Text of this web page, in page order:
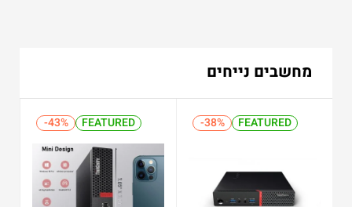
מחשבים נייחים
-38% FEATURED
-38% FEATURED
-43% FEATURED
-43% FEATURED